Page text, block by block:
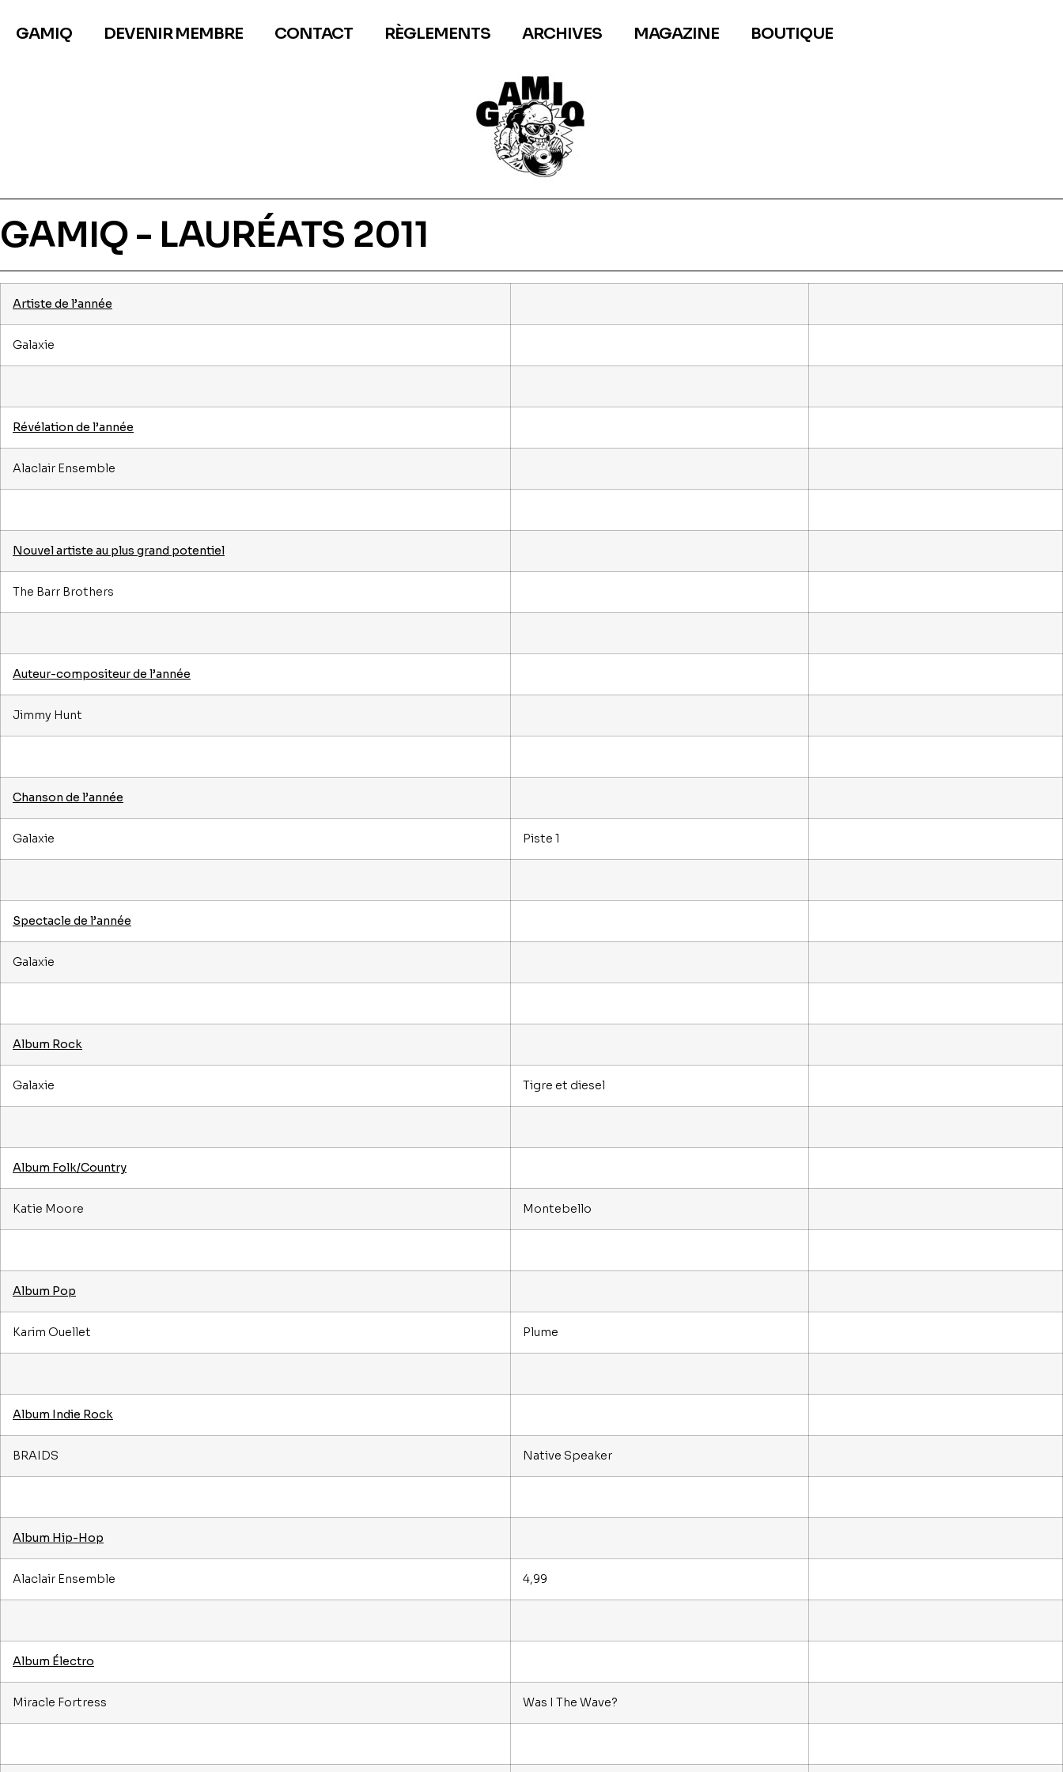
GAMIQ DEVENIR MEMBRE CONTACT RÈGLEMENTS ARCHIVES MAGAZINE BOUTIQUE
GAMIQ - LAURÉATS 2011
Artiste de l’année
Galaxie
Révélation de l’année
Alaclair Ensemble
Nouvel artiste au plus grand potentiel
The Barr Brothers
Auteur-compositeur de l’année
Jimmy Hunt
Chanson de l’année
Galaxie Piste 1
Spectacle de l’année
Galaxie
Album Rock
Galaxie Tigre et diesel
Album Folk/Country
Katie Moore Montebello
Album Pop
Karim Ouellet Plume
Album Indie Rock
BRAIDS Native Speaker
Album Hip-Hop
Alaclair Ensemble 4,99
Album Électro
Miracle Fortress Was I The Wave?